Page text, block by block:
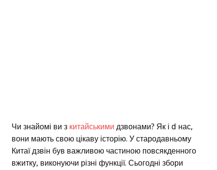
Чи знайомі ви з китайськими дзвонами? Як і d нас,
вони мають свою цікаву історію. У стародавньому
Китаї дзвін був важливою частиною повсякденного
вжитку, виконуючи різні функції. Сьогодні збори